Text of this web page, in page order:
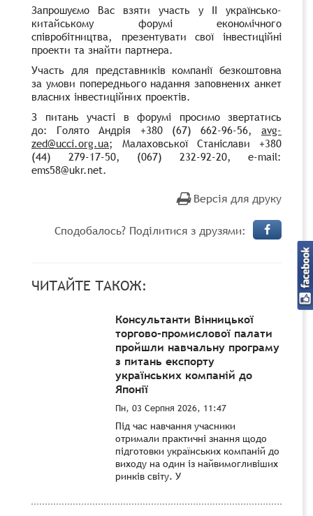
Запрошуємо Вас взяти участь у ІІ українсько-
китайському форумі економічного
співробітництва, презентувати свої інвестиційні
проекти та знайти партнера.
Участь для представників компанії безкоштовна
за умови попереднього надання заповнених анкет
власних інвестиційних проектів.
З питань участі в форумі просимо звертатись
до: Голято Андрія +380 (67) 662-96-56,avg-
zed@ucci.org.ua; Малаховської Станіслави +380
(44) 279-17-50, (067) 232-92-20, e-mail:
ems58@ukr.net.
Версія для друку
Сподобалось? Поділитися з друзями:
ЧИТАЙТЕ ТАКОЖ:
Консультанти Вінницької
торгово-промислової палати
пройшли навчальну програму
з питань експорту
українських компаній до
Японії
Пн, 03 Серпня 2026, 11:47
Під час навчання учасники
отримали практичні знання щодо
підготовки українських компаній до
виходу на один із найвимогливіших
ринків світу. У